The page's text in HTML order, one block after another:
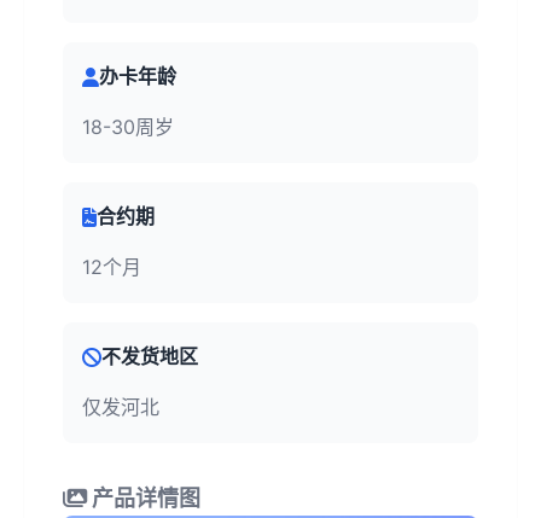
办卡年龄
18-30周岁
合约期
12个月
不发货地区
仅发河北
产品详情图